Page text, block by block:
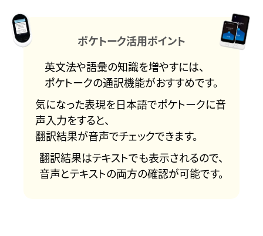
ポケトーク活用ポイント
英文法や語彙の知識を増やすには、
ポケトークの通訳機能がおすすめです。
気になった表現を日本語でポケトークに音
声入力をすると、
翻訳結果が音声でチェックできます。
翻訳結果はテキストでも表示されるので、
音声とテキストの両方の確認が可能です。